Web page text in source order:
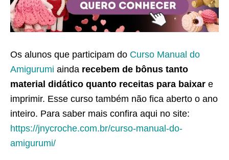
Os alunos que participam do Curso Manual do
Amigurumi ainda recebem de bônus tanto
material didático quanto receitas para baixar e
imprimir. Esse curso também não fica aberto o ano
inteiro. Para saber mais confira aqui no site:
https://jnycroche.com.br/curso-manual-do-
amigurumi/